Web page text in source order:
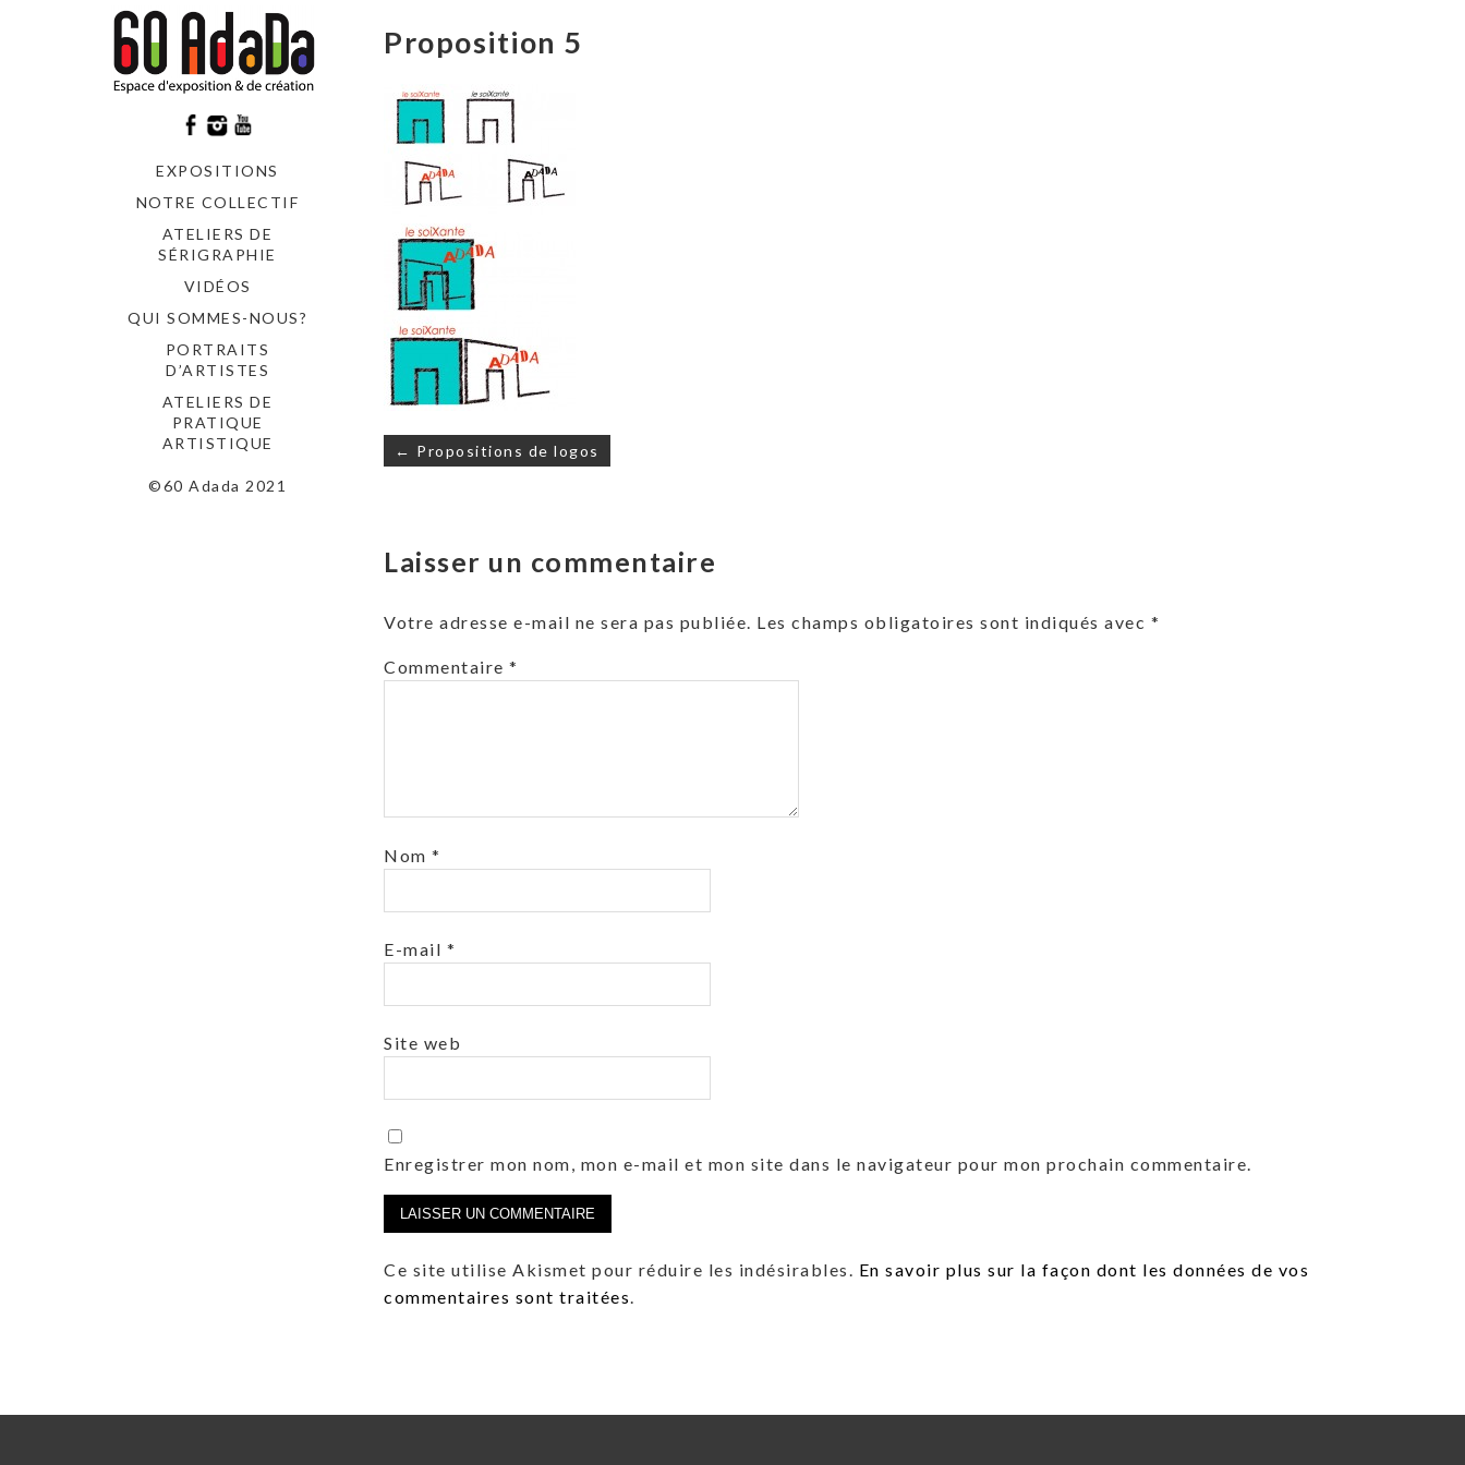
EXPOSITIONS
NOTRE COLLECTIF
ATELIERS DE
SÉRIGRAPHIE
VIDÉOS
QUI SOMMES-NOUS?
PORTRAITS
D’ARTISTES
ATELIERS DE
PRATIQUE
ARTISTIQUE
©60 Adada 2021
Proposition 5
Navigation
de
← Propositions de logos
Laisser un commentaire
Votre adresse e-mail ne sera pas publiée. Les champs obligatoires sont indiqués avec *
Commentaire *
Nom *
E-mail *
Site web
Enregistrer mon nom, mon e-mail et mon site dans le navigateur pour mon prochain commentaire.
Ce site utilise Akismet pour réduire les indésirables. En savoir plus sur la façon dont les données de vos
commentaires sont traitées.